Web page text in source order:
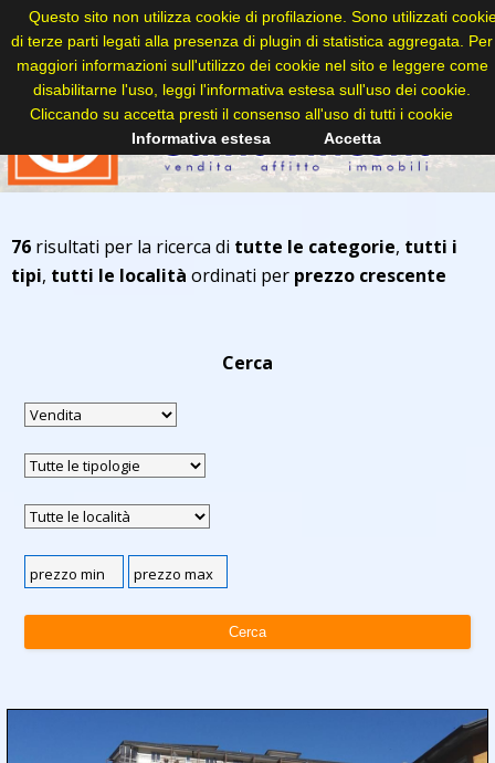
76 risultati per la ricerca di tutte le categorie, tutti i
tipi, tutti le località ordinati per prezzo crescente
Cerca
Questo sito non utilizza cookie di profilazione. Sono utilizzati
di terze parti legati alla presenza di plugin di statistica aggregata. Per
maggiori informazioni sull'utilizzo dei cookie nel sito e leggere come
disabilitarne l'uso, leggi l'informativa estesa sull'uso dei cookie.
Cliccando su accetta presti il consenso all'uso di tutti i cookie
Informativa estesa
Accetta